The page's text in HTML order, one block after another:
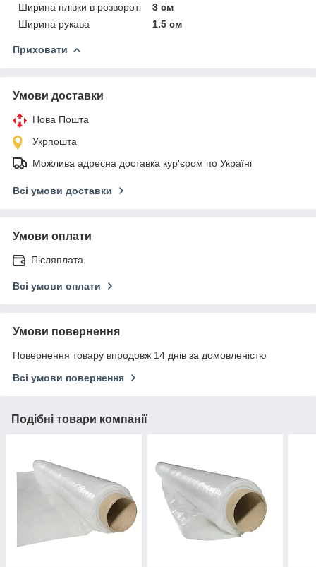
Ширина плівки в розвороті
3 см
Ширина рукава
1.5 см
Приховати
Умови доставки
Нова Пошта
Укрпошта
Можлива адресна доставка кур'єром по Україні
Всі умови доставки
Умови оплати
Післяплата
Всі умови оплати
Умови повернення
Повернення товару впродовж 14 днів за домовленістю
Всі умови повернення
Подібні товари компанії